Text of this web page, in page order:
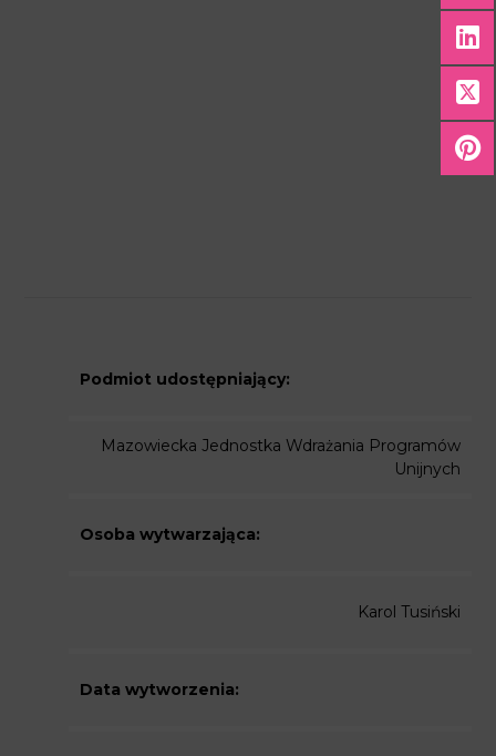
Podmiot udostępniający:
Mazowiecka Jednostka Wdrażania Programów
Unijnych
Osoba wytwarzająca:
Karol Tusiński
Data wytworzenia: